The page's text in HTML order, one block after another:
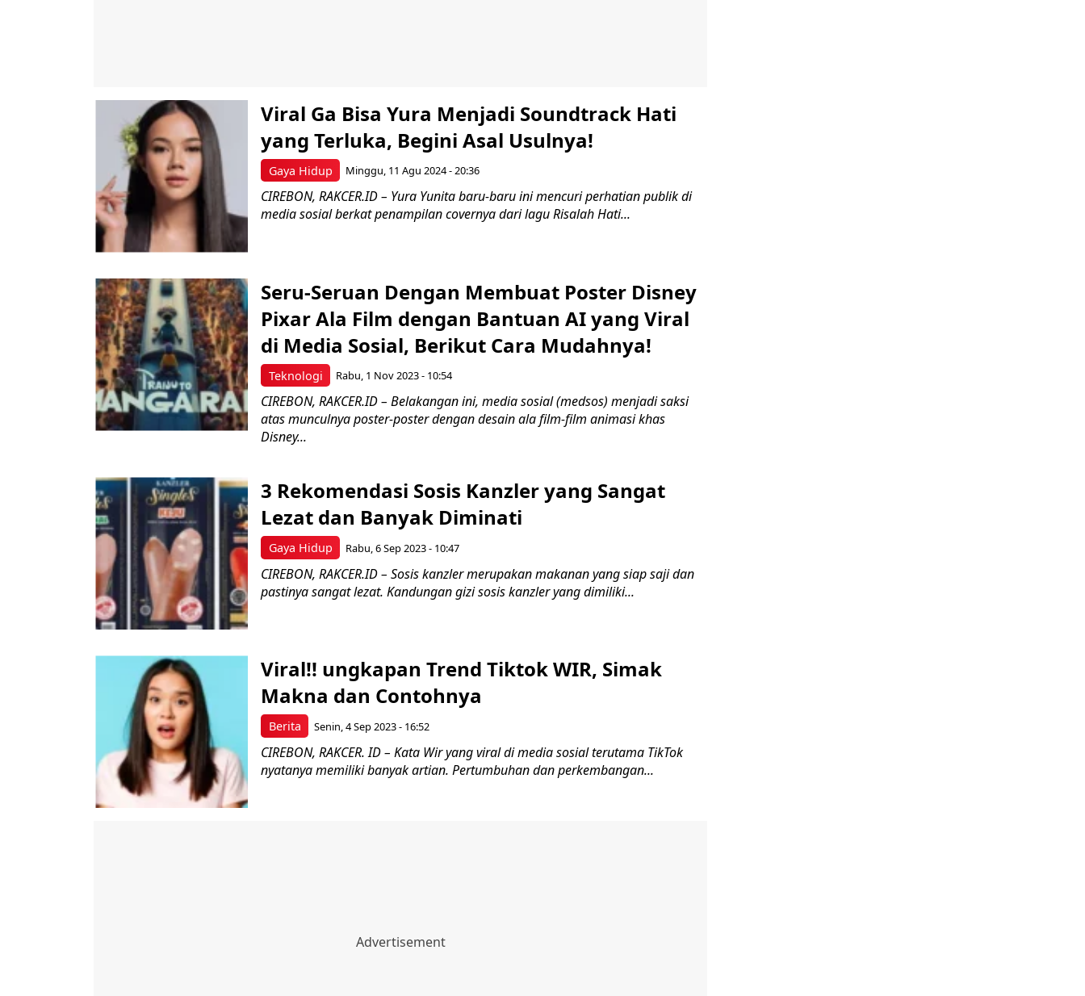
Gaya Hidup
Viral Ga Bisa Yura Menjadi Soundtrack Hati
yang Terluka, Begini Asal Usulnya!
Minggu, 11 Agu 2024 - 20:36
CIREBON, RAKCER.ID – Yura Yunita baru-baru ini mencuri perhatian publik di
media sosial berkat penampilan covernya dari lagu Risalah Hati...
Teknologi
Seru-Seruan Dengan Membuat Poster Disney
Pixar Ala Film dengan Bantuan AI yang Viral
di Media Sosial, Berikut Cara Mudahnya!
Rabu, 1 Nov 2023 - 10:54
CIREBON, RAKCER.ID – Belakangan ini, media sosial (medsos) menjadi saksi
atas munculnya poster-poster dengan desain ala film-film animasi khas
Disney...
Gaya Hidup
3 Rekomendasi Sosis Kanzler yang Sangat
Lezat dan Banyak Diminati
Rabu, 6 Sep 2023 - 10:47
CIREBON, RAKCER.ID – Sosis kanzler merupakan makanan yang siap saji dan
pastinya sangat lezat. Kandungan gizi sosis kanzler yang dimiliki...
Berita
Viral!! ungkapan Trend Tiktok WIR, Simak
Makna dan Contohnya
Senin, 4 Sep 2023 - 16:52
CIREBON, RAKCER. ID – Kata Wir yang viral di media sosial terutama TikTok
nyatanya memiliki banyak artian. Pertumbuhan dan perkembangan...